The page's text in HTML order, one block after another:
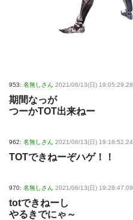
953: 名無しさん 2021/06/13(日) 19:05:29.28
期間なっが
つーかTOT出来ねー
962: 名無しさん 2021/06/13(日) 19:18:52.24
TOTできねーぞハゲ！！
970: 名無しさん 2021/06/13(日) 19:28:47.09
totできねーし
やるきでにゃ～